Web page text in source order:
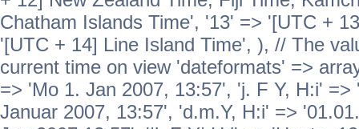
Chatham Islands Time', '13' => '[UTC +
'[UTC + 14] Line Island Time', ), // The
current time on view 'dateformats' =>
=> 'Mo 1. Jan 2007, 13:57', 'j. F Y, H:i'
Januar 2007, 13:57', 'd.m.Y, H:i' =>